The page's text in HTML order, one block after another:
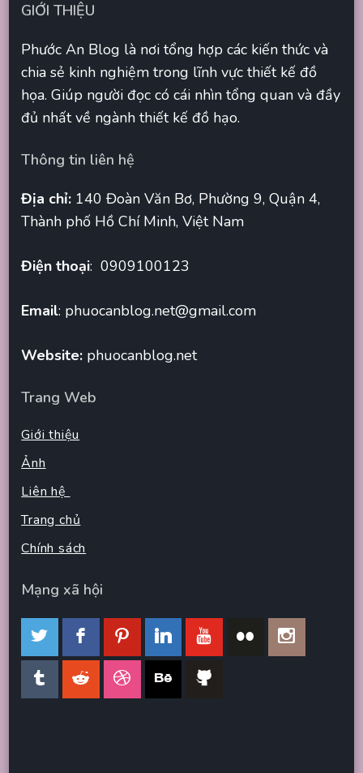
GIỚI THIỆU
Phước An Blog là nơi tổng hợp các kiến thức và
chia sẻ kinh nghiệm trong lĩnh vực thiết kế đồ
họa. Giúp người đọc có cái nhìn tổng quan và đầy
đủ nhất về ngành thiết kế đồ hạo.
Thông tin liên hệ
Địa chỉ: 140 Đoàn Văn Bơ, Phường 9, Quận 4,
Thành phố Hồ Chí Minh, Việt Nam
Điện thoại: 0909100123
Email: phuocanblog.net@gmail.com
Website: phuocanblog.net
Trang Web
Giới thiệu
Ảnh
Liên hệ
Trang chủ
Chính sách
Mạng xã hội